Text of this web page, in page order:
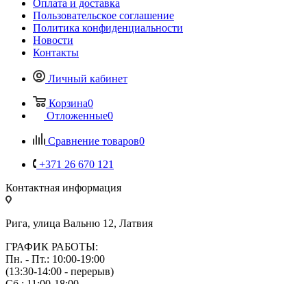
Оплата и доставка
Пользовательское соглашение
Политика конфиденциальности
Новости
Контакты
Личный кабинет
Корзина0
Отложенные0
Сравнение товаров0
+371 26 670 121
Контактная информация
Рига, улица Вальню 12, Латвия
ГРАФИК РАБОТЫ:
Пн. - Пт.: 10:00-19:00
(13:30-14:00 - перерыв)